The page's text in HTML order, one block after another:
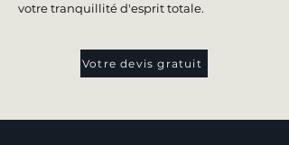
votre tranquillité d'esprit totale.
Votre devis gratuit